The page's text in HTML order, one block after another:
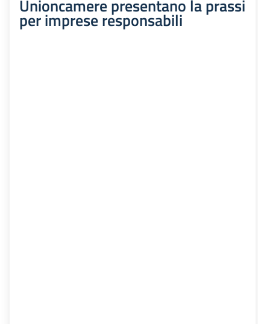
Unioncamere presentano la prassi
per imprese responsabili